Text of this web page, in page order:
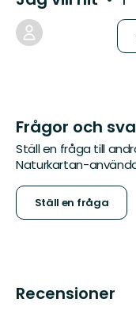
Frågor och
Ställ en fråga till
Naturkartan-
Ställ en fråga
Recensioner